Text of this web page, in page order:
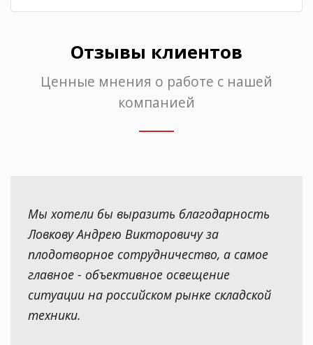
Отзывы клиентов
Ценные мнения о работе с нашей
компанией
Мы хотели бы выразить благодарность
Ловкову Андрею Викторовичу за
плодотворное сотрудничество, а самое
главное - объективное освещение
ситуации на российском рынке складской
техники.